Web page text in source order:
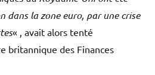
dans la zone euro, par une crise
« , avait alors tenté
britannique des Finances